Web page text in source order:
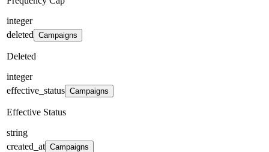
integer
deleted Campaigns
Deleted
integer
effective_status Campaigns
Effective Status
string
created_at Campaigns